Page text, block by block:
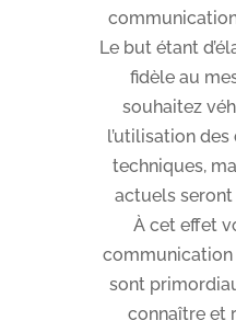
Le but étant
fidèle au
souhaitez
l’utilisation
techniques,
actuels
À cet effet
communication
sont
connaître et